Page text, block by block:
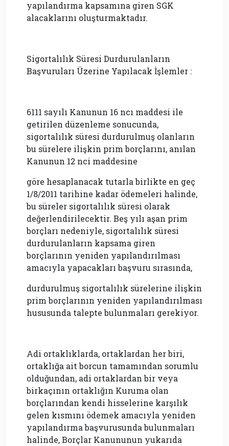
yapılandırma kapsamına giren SGK
alacaklarını oluşturmaktadır.
Sigortalılık Süresi Durdurulanların
Başvuruları Üzerine Yapılacak İşlemler :
6111 sayılı Kanunun 16 ncı maddesi ile
getirilen düzenleme sonucunda,
sigortalılık süresi durdurulmuş olanların
bu sürelere ilişkin prim borçlarını, anılan
Kanunun 12 nci maddesine
göre hesaplanacak tutarla birlikte en geç
1/8/2011 tarihine kadar ödemeleri halinde,
bu süreler sigortalılık süresi olarak
değerlendirilecektir. Beş yılı aşan prim
borçları nedeniyle, sigortalılık süresi
durdurulanların kapsama giren
borçlarının yeniden yapılandırılması
amacıyla yapacakları başvuru sırasında,
durdurulmuş sigortalılık sürelerine ilişkin
prim borçlarının yeniden yapılandırılması
hususunda talepte bulunmaları gerekiyor.
Adi ortaklıklarda, ortaklardan her biri,
ortaklığa ait borcun tamamından sorumlu
olduğundan, adi ortaklardan bir veya
birkaçının ortaklığın Kuruma olan
borçlarından kendi hisselerine karşılık
gelen kısmını ödemek amacıyla yeniden
yapılandırma başvurusunda bulunmaları
halinde, Borçlar Kanununun yukarıda